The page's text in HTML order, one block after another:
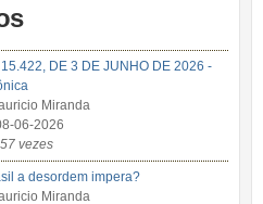
15.422, DE 3 DE JUNHO DE 2026 -
Miranda
06-2026
vezes
a desordem impera?
Miranda